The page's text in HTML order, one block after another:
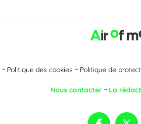
Politique des cookies Politique de
Nous contacter La